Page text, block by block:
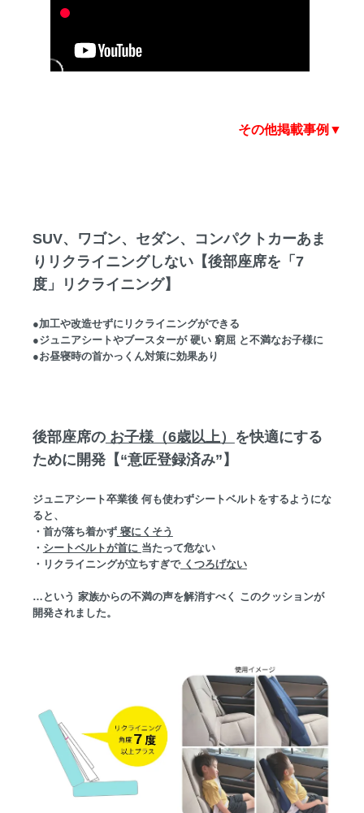
その他掲載事例▼
SUV、ワゴン、セダン、コンパクトカーあま
りリクライニングしない【後部座席を「7
度」リクライニング】
●加工や改造せずにリクライニングができる
●ジュニアシートやブースターが 硬い 窮屈 と不満なお子様に
●お昼寝時の首かっくん対策に効果あり
後部座席のお子様（6歳以上）
を快適にする
ために開発【“意匠登録済み”】
ジュニアシート卒業後 何も使わずシートベルトをするようにな
ると、
・首が落ち着かず寝にくそう
・ シートベルトが首に 当たって危ない
・リクライニングが立ちすぎでくつろげない
…という 家族からの不満の声を解消すべく このクッションが
開発されました。